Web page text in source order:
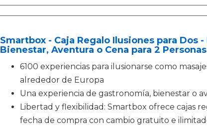
Smartbox - Caja Regalo Ilusiones para Dos
Bienestar, Aventura o Cena para 2 Personas
6100 experiencias para ilusionarse como
alrededor de Europa
Una experiencia de gastronomía, bienestar o
Libertad y flexibilidad: Smartbox ofrece cajas
fecha de compra con cambio gratuito e